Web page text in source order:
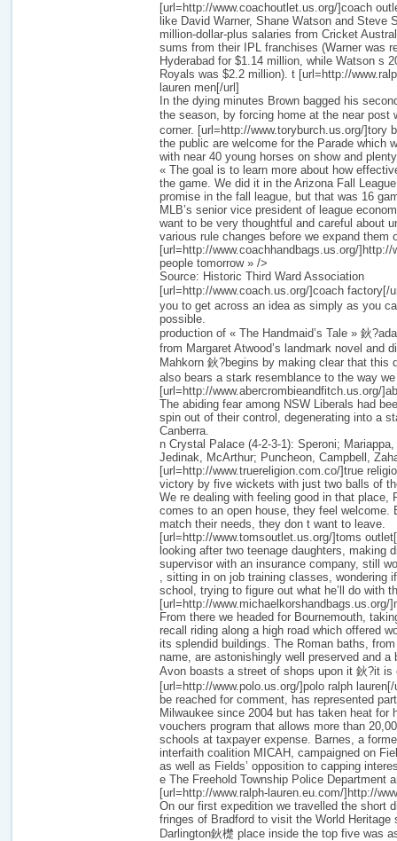
[url=http://www.coachoutlet.us.org/]coach
like David Warner, Shane Watson and Steve
million-dollar-plus salaries from Cricket
sums from their IPL franchises (Warner was
Hyderabad for $1.14 million, while Watson s
Royals was $2.2 million). t [url=http://
lauren men[/url]
In the dying minutes Brown bagged his
the season, by forcing home at the near post
corner. [url=http://www.toryburch.us.org/]tory
the public are welcome for the Parade which
with near 40 young horses on show and
« The goal is to learn more about how
the game. We did it in the Arizona Fall
promise in the fall league, but that was 16
MLB’s senior vice president of league
want to be very thoughtful and careful about
various rule changes before we expand them
[url=http://www.coachhandbags.us.org/
people tomorrow » />
Source: Historic Third Ward Association
[url=http://www.coach.us.org/]coach factory[/
you to get across an idea as simply as you
possible.
production of « The Handmaid’s Tale » 鈥
from Margaret Atwood’s landmark novel and
Mahkorn 鈥?begins by making clear that this
also bears a stark resemblance to the way
[url=http://www.abercrombieandfitch.us.org/
The abiding fear among NSW Liberals had
spin out of their control, degenerating into a
Canberra.
n Crystal Palace (4-2-3-1): Speroni;
Jedinak, McArthur; Puncheon, Campbell,
[url=http://www.truereligion.com.co/]true
victory by five wickets with just two balls of
We re dealing with feeling good in that place,
comes to an open house, they feel welcome.
match their needs, they don t want to leave.
[url=http://www.tomsoutlet.us.org/]toms
looking after two teenage daughters, making
supervisor with an insurance company, still
, sitting in on job training classes, wondering
school, trying to figure out what he’ll do with
[url=http://www.michaelkorshandbags.us.org/
From there we headed for Bournemouth,
recall riding along a high road which offered
its splendid buildings. The Roman baths,
name, are astonishingly well preserved and a
Avon boasts a street of shops upon it 鈥?it is
[url=http://www.polo.us.org/]polo ralph
be reached for comment, has represented
Milwaukee since 2004 but has taken heat for
vouchers program that allows more than
schools at taxpayer expense. Barnes, a
interfaith coalition MICAH, campaigned on
as well as Fields’ opposition to capping
e The Freehold Township Police Department
[url=http://www.ralph-lauren.eu.com/]http://
On our first expedition we travelled the short
fringes of Bradford to visit the World Heritage
Darlington鈥檚 place inside the top five was